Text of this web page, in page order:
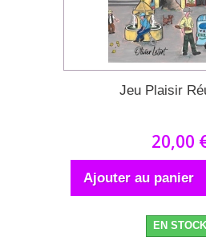
Jeu Plaisir
20,00
Ajouter au panier
EN STOCK